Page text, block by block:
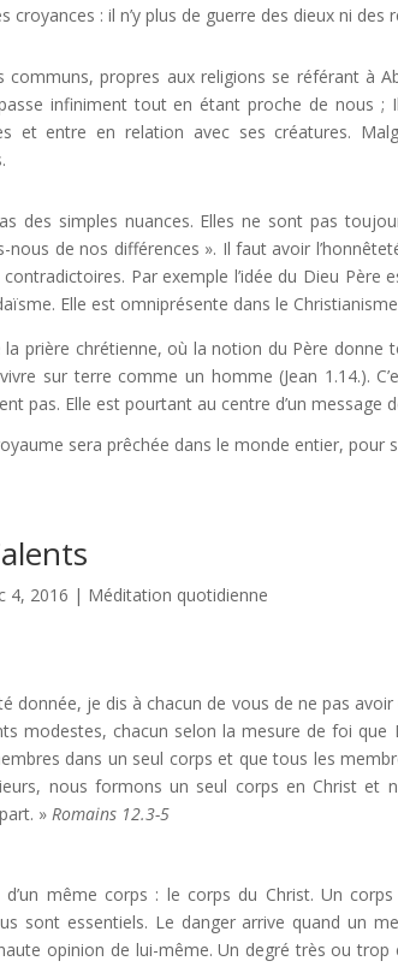
croyances : il n’y plus de guerre des dieux ni des
communs, propres aux religions se référant à
infiniment tout en étant proche de nous ;
et entre en relation avec ses créatures.
des simples nuances. Elles ne sont pas
nous de nos différences ». Il faut avoir
Par exemple l’idée du Dieu Père
Elle est omniprésente dans le
prière chrétienne, où la notion du Père donne
sur terre comme un homme (Jean 1.14.).
pas. Elle est pourtant au centre d’un message
sera prêchée dans le monde entier,
4, 2016 | Méditation quotidienne
donnée, je dis à chacun de vous de ne pas
modestes, chacun selon la mesure de foi
dans un seul corps et que tous les
nous formons un seul corps en Christ et
» Romains 12.3-5
même corps : le corps du Christ. Un
sont essentiels. Le danger arrive quand un
opinion de lui-même. Un degré très ou trop